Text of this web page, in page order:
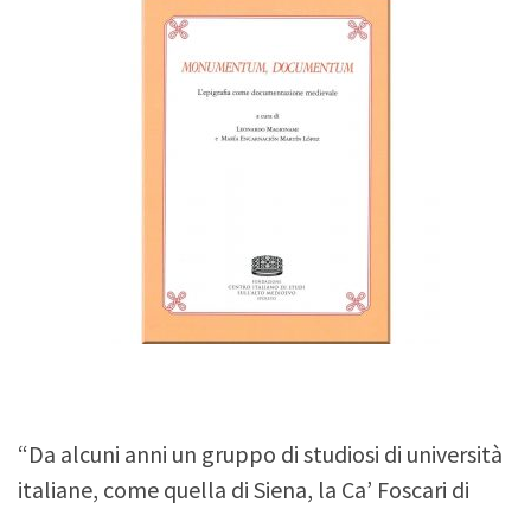
“Da alcuni anni un gruppo di studiosi di università
italiane, come quella di Siena, la Ca’ Foscari di